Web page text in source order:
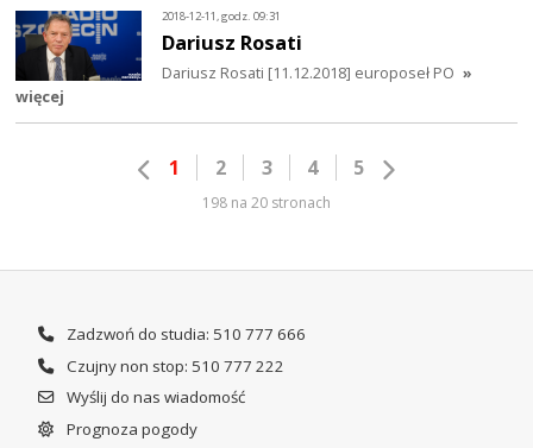
2018-12-11, godz. 09:31
Dariusz Rosati
Dariusz Rosati [11.12.2018] europoseł PO »
więcej
1 2 3 4 5
198 na 20 stronach
Zadzwoń do studia: 510 777 666
Czujny non stop: 510 777 222
Wyślij do nas wiadomość
Prognoza pogody